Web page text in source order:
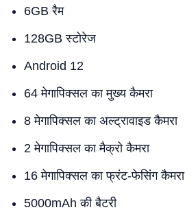
6GB रैम
128GB स्टोरेज
Android 12
64 मेगापिक्सल का मुख्य कैमरा
8 मेगापिक्सल का अल्ट्रावाइड कैमरा
2 मेगापिक्सल का मैक्रो कैमरा
16 मेगापिक्सल का फ्रंट-फेसिंग कैमरा
5000mAh की बैटरी